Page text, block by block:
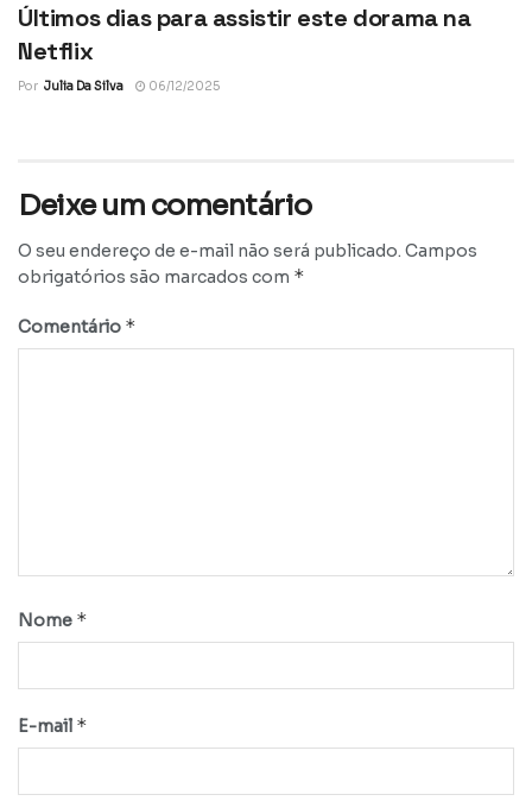
Últimos dias para assistir este dorama na
Netflix
Por Julia Da Silva 06/12/2025
Deixe um comentário
O seu endereço de e-mail não será publicado. Campos
obrigatórios são marcados com *
Comentário *
Nome *
E-mail *